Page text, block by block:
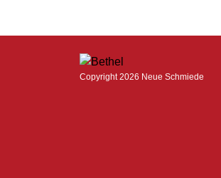
Copyright 2026 Neue Schmiede